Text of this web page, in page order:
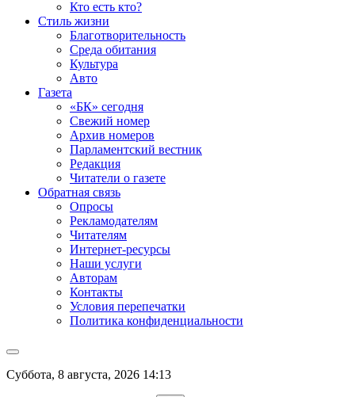
Кто есть кто?
Стиль жизни
Благотворительность
Среда обитания
Культура
Авто
Газета
«БК» сегодня
Свежий номер
Архив номеров
Парламентский вестник
Редакция
Читатели о газете
Обратная связь
Опросы
Рекламодателям
Читателям
Интернет-ресурсы
Наши услуги
Авторам
Контакты
Условия перепечатки
Политика конфиденциальности
Суббота, 8 августа, 2026 14:13